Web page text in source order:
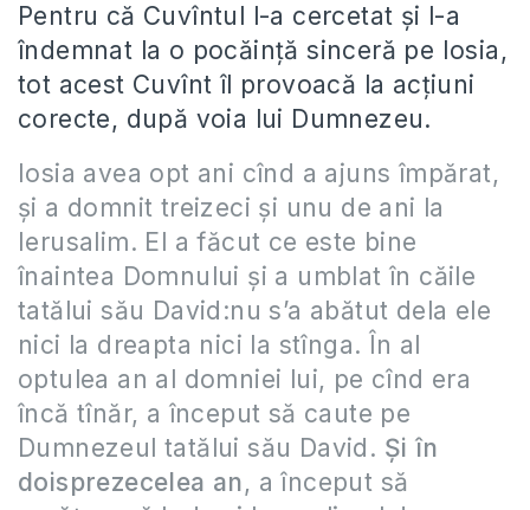
Pentru că Cuvîntul l-a cercetat și l-a
îndemnat la o pocăință sinceră pe Iosia,
tot acest Cuvînt îl provoacă la acțiuni
corecte, după voia lui Dumnezeu.
Iosia avea opt ani cînd a ajuns împărat,
şi a domnit treizeci şi unu de ani la
Ierusalim. El a făcut ce este bine
înaintea Domnului şi a umblat în căile
tatălui său David:nu s’a abătut dela ele
nici la dreapta nici la stînga. În al
optulea an al domniei lui, pe cînd era
încă tînăr, a început să caute pe
Dumnezeul tatălui său David. Şi în
doisprezecelea an, a început să